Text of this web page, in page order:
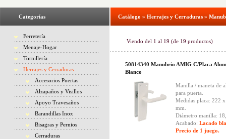
Categorías
Ferretería
Menaje-Hogar
Tornillería
Herrajes y Cerraduras
Accesorios Puertas
Alzapaños y Visillos
Apoyo Travesaños
Barandillas Inox
Bisagras y Pernios
Cerraduras
Catálogo » Herrajes y Cerraduras »
Viendo del 1 al 19 (de 19 productos)
50814340 Manubrio AMIG C/Placa
Blanco
Manilla / maneta de
para puerta.
Medidas placa: 222
mm.
Diámetro manilla:
Acabado: Lacado
Precio de 1 juego.